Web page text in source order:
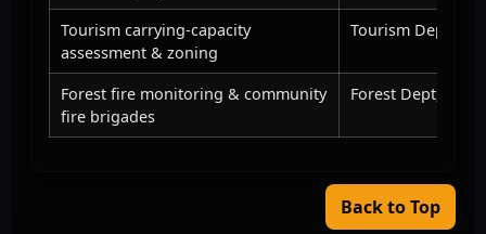
Tourism carrying-capacity
assessment & zoning
Tourism Dept,
Forest fire monitoring & community
fire brigades
Forest Dept,
Back to Top